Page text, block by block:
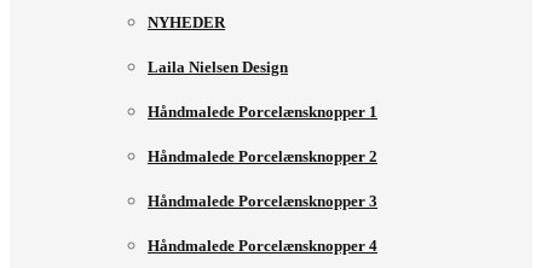
NYHEDER
Laila Nielsen Design
Håndmalede Porcelænsknopper 1
Håndmalede Porcelænsknopper 2
Håndmalede Porcelænsknopper 3
Håndmalede Porcelænsknopper 4